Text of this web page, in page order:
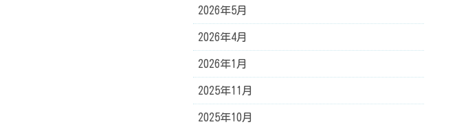
2026年5月
2026年4月
2026年1月
2025年11月
2025年10月